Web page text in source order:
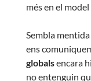
més en el
Sembla
ens
globalsencara
no entenguin